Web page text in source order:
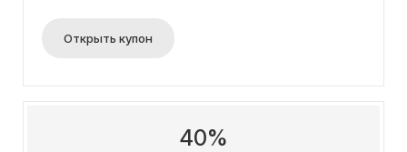
Открыть купон
40%